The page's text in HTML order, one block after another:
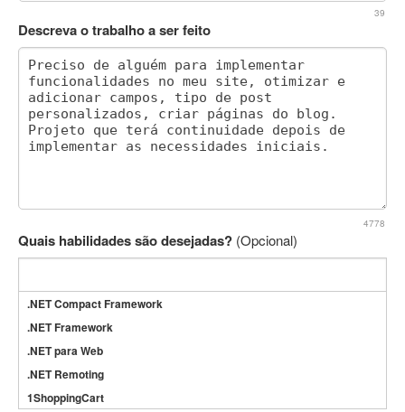
39
Descreva o trabalho a ser feito
4778
Quais habilidades são desejadas? (Opcional)
.NET Compact Framework
.NET Framework
.NET para Web
.NET Remoting
1ShoppingCart